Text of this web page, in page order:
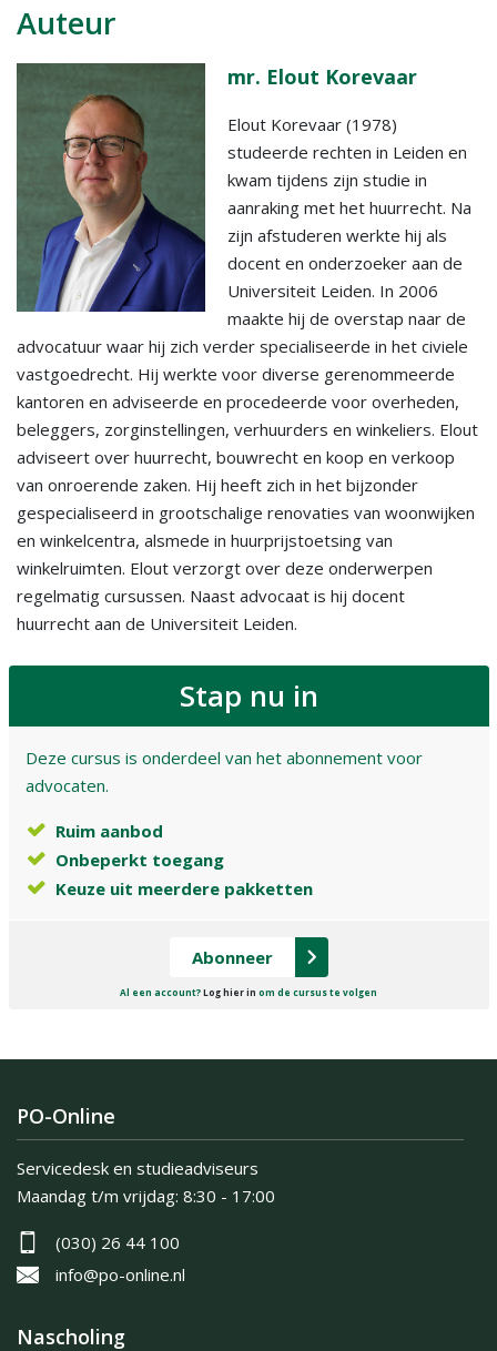
Auteur
mr. Elout Korevaar
Elout Korevaar (1978)
studeerde rechten in Leiden en
kwam tijdens zijn studie in
aanraking met het huurrecht. Na
zijn afstuderen werkte hij als
docent en onderzoeker aan de
Universiteit Leiden. In 2006
maakte hij de overstap naar de
advocatuur waar hij zich verder specialiseerde in het civiele
vastgoedrecht. Hij werkte voor diverse gerenommeerde
kantoren en adviseerde en procedeerde voor overheden,
beleggers, zorginstellingen, verhuurders en winkeliers. Elout
adviseert over huurrecht, bouwrecht en koop en verkoop
van onroerende zaken. Hij heeft zich in het bijzonder
gespecialiseerd in grootschalige renovaties van woonwijken
en winkelcentra, alsmede in huurprijstoetsing van
winkelruimten. Elout verzorgt over deze onderwerpen
regelmatig cursussen. Naast advocaat is hij docent
huurrecht aan de Universiteit Leiden.
Stap nu in
Deze cursus is onderdeel van het abonnement voor
advocaten.
Ruim aanbod
Onbeperkt toegang
Keuze uit meerdere pakketten
Abonneer
Al een account?Log hier in om de cursus te volgen
PO-Online
Servicedesk en studieadviseurs
Maandag t/m vrijdag: 8:30 - 17:00
(030) 26 44 100
info@po-online.nl
Nascholing